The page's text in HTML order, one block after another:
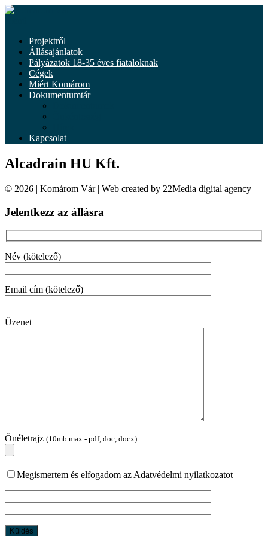
Tovább
Projektről
Állásajánlatok
Pályázatok 18-35 éves fiataloknak
Cégek
Miért Komárom
Dokumentumtár
Kapcsolat
Alcadrain HU Kft.
© 2026 | Komárom Vár | Web created by 22Media digital agency
Jelentkezz az állásra
Név (kötelező)
Email cím (kötelező)
Üzenet
Önéletrajz (10mb max - pdf, doc, docx)
Megismertem és elfogadom az Adatvédelmi nyilatkozatot